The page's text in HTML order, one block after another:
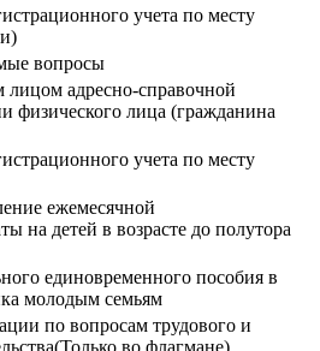
учета по месту
вопросы
адресно-справочной
физического лица (гражданина
учета по месту
ежемесячной
на детей в возрасте до полутора
единовременного пособия в
молодым семьям
по вопросам трудового и
во флагмане)